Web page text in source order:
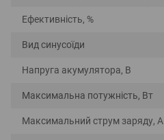
Ефективність, %
Вид синусоїди
Напруга акумулятора, В
Максимальна потужність, Вт
Максимальний струм заряду, А